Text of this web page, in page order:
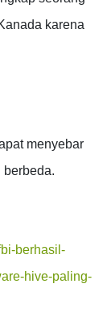
karena
menyebar
berbeda.
berhasil-
hive-paling-